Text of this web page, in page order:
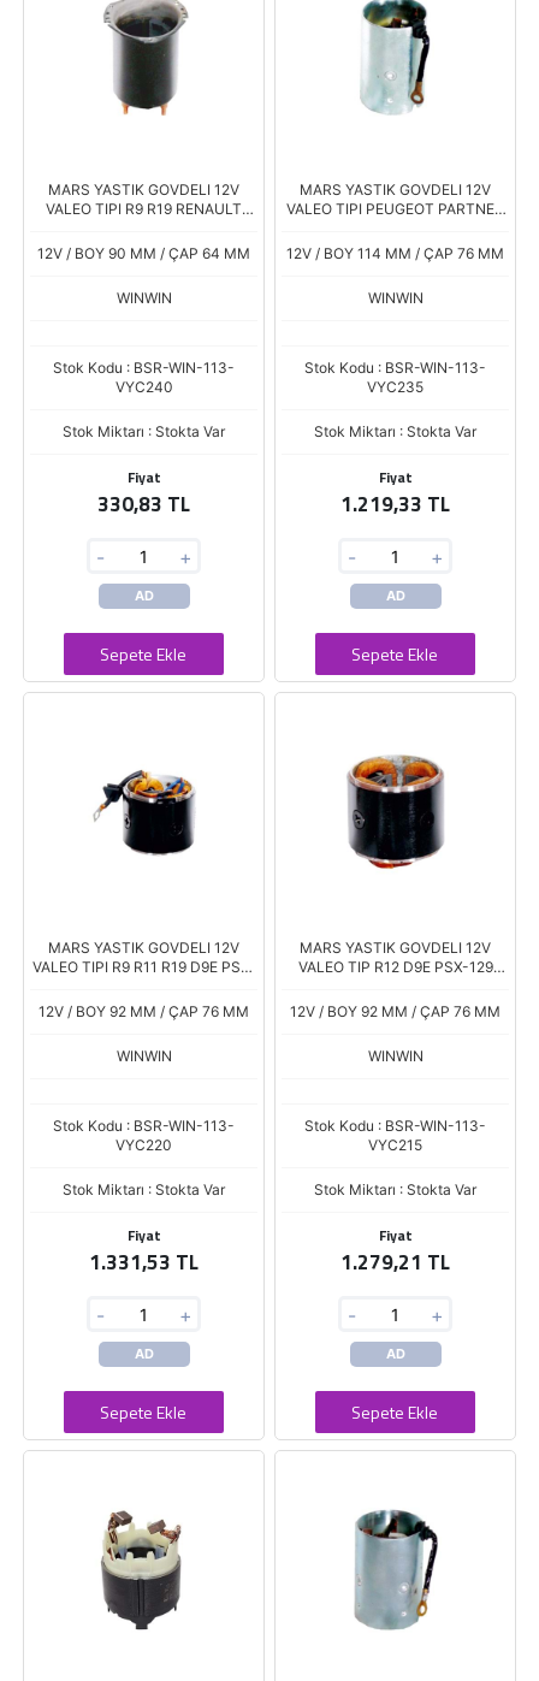
MARS YASTIK GOVDELI 12V
VALEO TIPI R9 R19 RENAULT
12V / BOY 90 MM / ÇAP 64 MM
WINWIN
Stok Kodu : BSR-WIN-113-
VYC240
Stok Miktarı : Stokta Var
Fiyat
330,83 TL
- +
AD
Sepete Ekle
MARS YASTIK GOVDELI 12V
VALEO TIPI PEUGEOT PARTNER
12V / BOY 114 MM / ÇAP 76 MM
WINWIN
Stok Kodu : BSR-WIN-113-
VYC235
Stok Miktarı : Stokta Var
Fiyat
1.219,33 TL
- +
AD
Sepete Ekle
MARS YASTIK GOVDELI 12V
VALEO TIPI R9 R11 R19 D9E PSX-
12V / BOY 92 MM / ÇAP 76 MM
WINWIN
Stok Kodu : BSR-WIN-113-
VYC220
Stok Miktarı : Stokta Var
Fiyat
1.331,53 TL
- +
AD
Sepete Ekle
MARS YASTIK GOVDELI 12V
VALEO TIP R12 D9E PSX-129
12V / BOY 92 MM / ÇAP 76 MM
WINWIN
Stok Kodu : BSR-WIN-113-
VYC215
Stok Miktarı : Stokta Var
Fiyat
1.279,21 TL
- +
AD
Sepete Ekle